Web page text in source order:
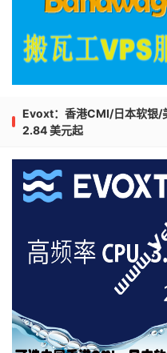
Evoxt：香港CMI/日本软银/
2.84 美元起